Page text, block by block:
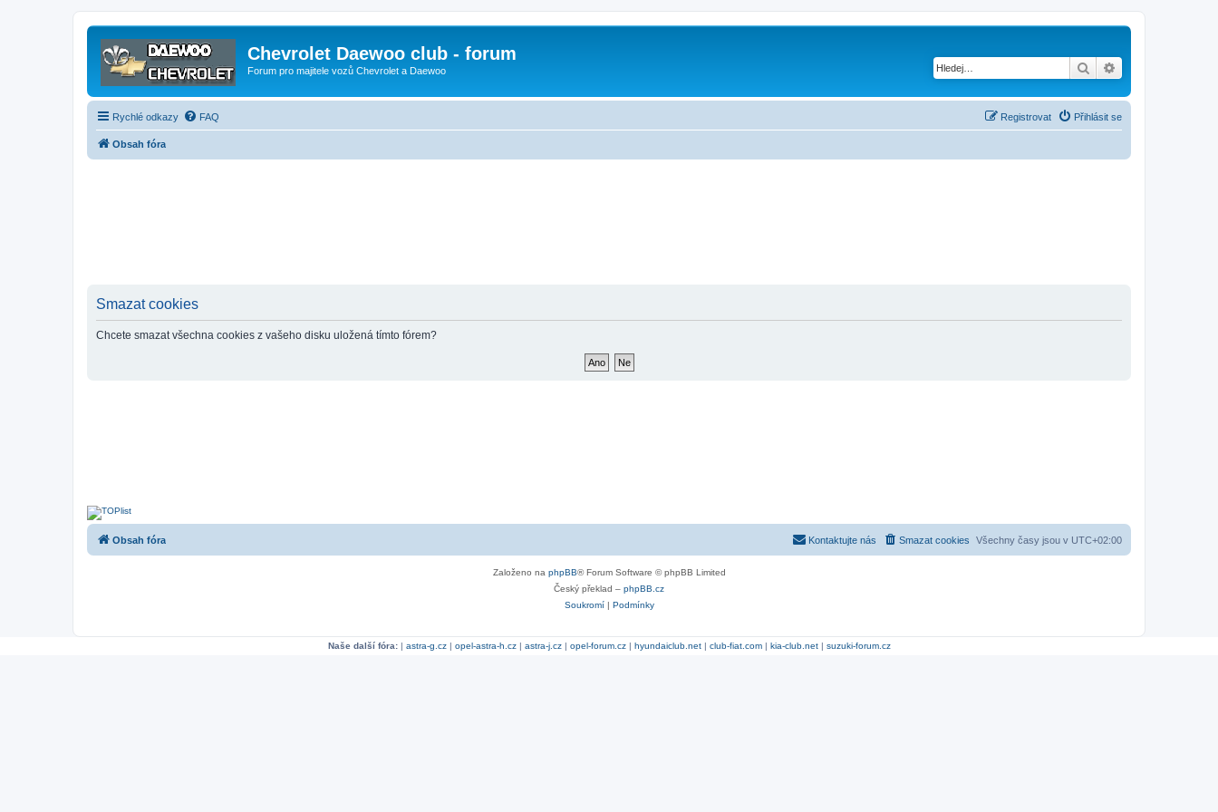
Chevrolet Daewoo club - forum
Forum pro majitele vozů Chevrolet a Daewoo Hledat
Rychlé odkazy FAQ Přihlásit se
Registrovat
Obsah fóra
Smazat cookies
Chcete smazat všechna cookies z vašeho disku uložená tímto fórem?
Obsah fóra Všechny časy jsou v UTC+02:00
Smazat cookies
Kontaktujte nás
Založeno na phpBB® Forum Software © phpBB Limited
Český překlad – phpBB.cz
Soukromí| Podmínky
Naše další fóra:| astra-g.cz| opel-astra-h.cz| astra-j.cz| opel-forum.cz| hyundaiclub.net| club-fiat.com| kia-club.net| suzuki-forum.cz